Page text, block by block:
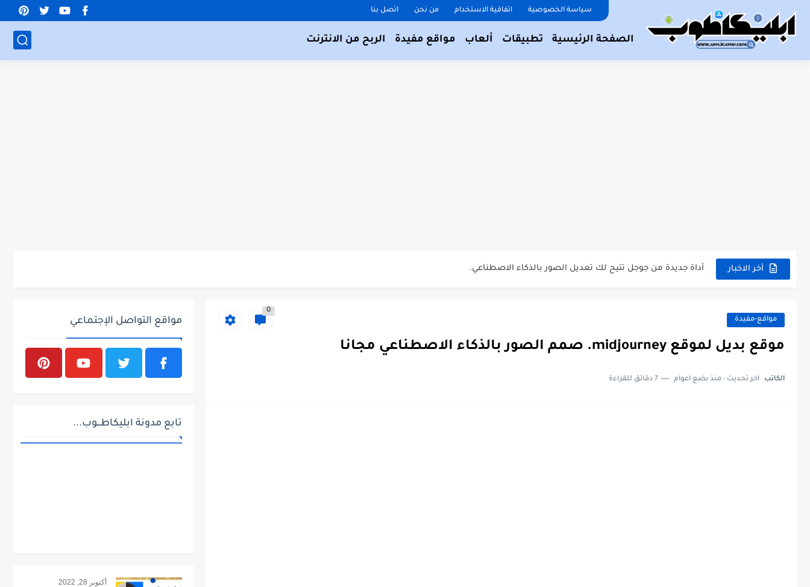
سياسة الخصوصية اتفاقية الاستخدام من نحن اتصل بنا
الصفحة الرئيسية تطبيقات ألعاب مواقع مفيدة الربح من الانترنت
أخر الاخبار موقع بديل لموقع midjourney. صمم الصور بالذكاء الاصطناعي مجانا
مواقع-مفيدة
0
موقع بديل لموقع midjourney. صمم الصور بالذكاء الاصطناعي مجانا
الكاتب اخر تحديث : منذ بضع اعوام 7 دقائق للقراءة
مواقع التواصل الإجتماعي
تابع مدونة ابليكاطـــوب...
أكتوبر 28, 2022